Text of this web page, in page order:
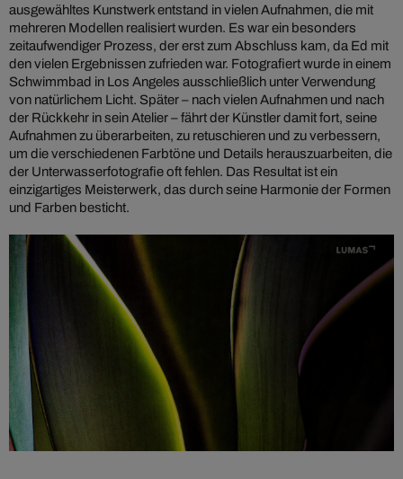
ausgewähltes Kunstwerk entstand in vielen Aufnahmen, die mit
mehreren Modellen realisiert wurden. Es war ein besonders
zeitaufwendiger Prozess, der erst zum Abschluss kam, da Ed mit
den vielen Ergebnissen zufrieden war. Fotografiert wurde in einem
Schwimmbad in Los Angeles ausschließlich unter Verwendung
von natürlichem Licht. Später – nach vielen Aufnahmen und nach
der Rückkehr in sein Atelier – fährt der Künstler damit fort, seine
Aufnahmen zu überarbeiten, zu retuschieren und zu verbessern,
um die verschiedenen Farbtöne und Details herauszuarbeiten, die
der Unterwasserfotografie oft fehlen. Das Resultat ist ein
einzigartiges Meisterwerk, das durch seine Harmonie der Formen
und Farben besticht.